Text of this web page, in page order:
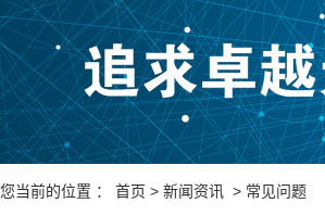
您当前的位置 ： 首页 > 新闻资讯 > 常见问题